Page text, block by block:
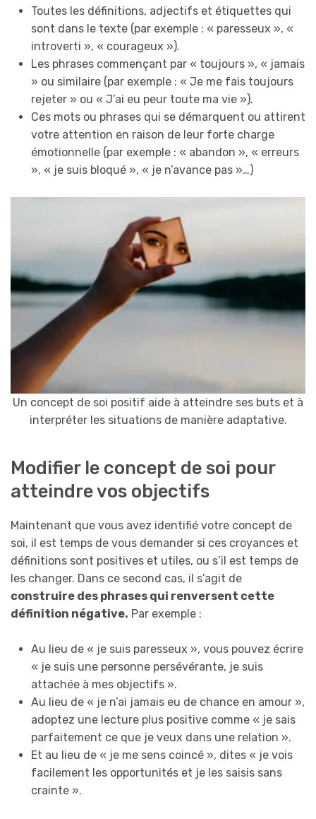
Toutes les définitions, adjectifs et étiquettes qui
sont dans le texte (par exemple : « paresseux », «
introverti », « courageux »).
Les phrases commençant par « toujours », « jamais
» ou similaire (par exemple : « Je me fais toujours
rejeter » ou « J’ai eu peur toute ma vie »).
Ces mots ou phrases qui se démarquent ou attirent
votre attention en raison de leur forte charge
émotionnelle (par exemple : « abandon », « erreurs
», « je suis bloqué », « je n’avance pas »…)
Un concept de soi positif aide à atteindre ses buts et à
interpréter les situations de manière adaptative.
Modifier le concept de soi pour
atteindre vos objectifs
Maintenant que vous avez identifié votre concept de
soi, il est temps de vous demander si ces croyances et
définitions sont positives et utiles, ou s’il est temps de
les changer. Dans ce second cas, il s’agit de
construire des phrases qui renversent cette
définition négative. Par exemple :
Au lieu de « je suis paresseux », vous pouvez écrire
« je suis une personne persévérante, je suis
attachée à mes objectifs ».
Au lieu de « je n’ai jamais eu de chance en amour »,
adoptez une lecture plus positive comme « je sais
parfaitement ce que je veux dans une relation ».
Et au lieu de « je me sens coincé », dites « je vois
facilement les opportunités et je les saisis sans
crainte ».